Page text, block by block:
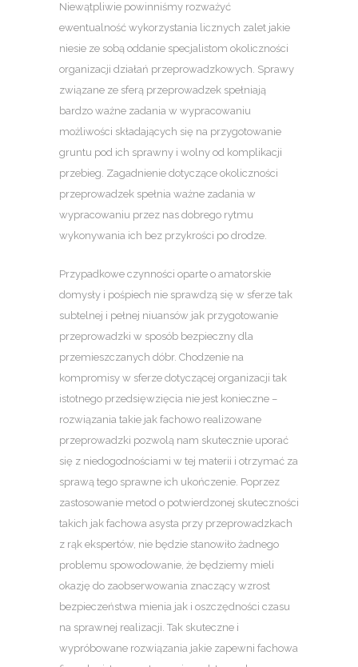
Niewątpliwie powinniśmy rozważyć
ewentualność wykorzystania licznych zalet jakie
niesie ze sobą oddanie specjalistom okoliczności
organizacji działań przeprowadzkowych. Sprawy
związane ze sferą przeprowadzek spełniają
bardzo ważne zadania w wypracowaniu
możliwości składających się na przygotowanie
gruntu pod ich sprawny i wolny od komplikacji
przebieg. Zagadnienie dotyczące okoliczności
przeprowadzek spełnia ważne zadania w
wypracowaniu przez nas dobrego rytmu
wykonywania ich bez przykrości po drodze.
Przypadkowe czynności oparte o amatorskie
domysły i pośpiech nie sprawdzą się w sferze tak
subtelnej i pełnej niuansów jak przygotowanie
przeprowadzki w sposób bezpieczny dla
przemieszczanych dóbr. Chodzenie na
kompromisy w sferze dotyczącej organizacji tak
istotnego przedsięwzięcia nie jest konieczne –
rozwiązania takie jak fachowo realizowane
przeprowadzki pozwolą nam skutecznie uporać
się z niedogodnościami w tej materii i otrzymać za
sprawą tego sprawne ich ukończenie. Poprzez
zastosowanie metod o potwierdzonej skuteczności
takich jak fachowa asysta przy przeprowadzkach
z rąk ekspertów, nie będzie stanowiło żadnego
problemu spowodowanie, że będziemy mieli
okazję do zaobserwowania znaczący wzrost
bezpieczeństwa mienia jak i oszczędności czasu
na sprawnej realizacji. Tak skuteczne i
wypróbowane rozwiązania jakie zapewni fachowa